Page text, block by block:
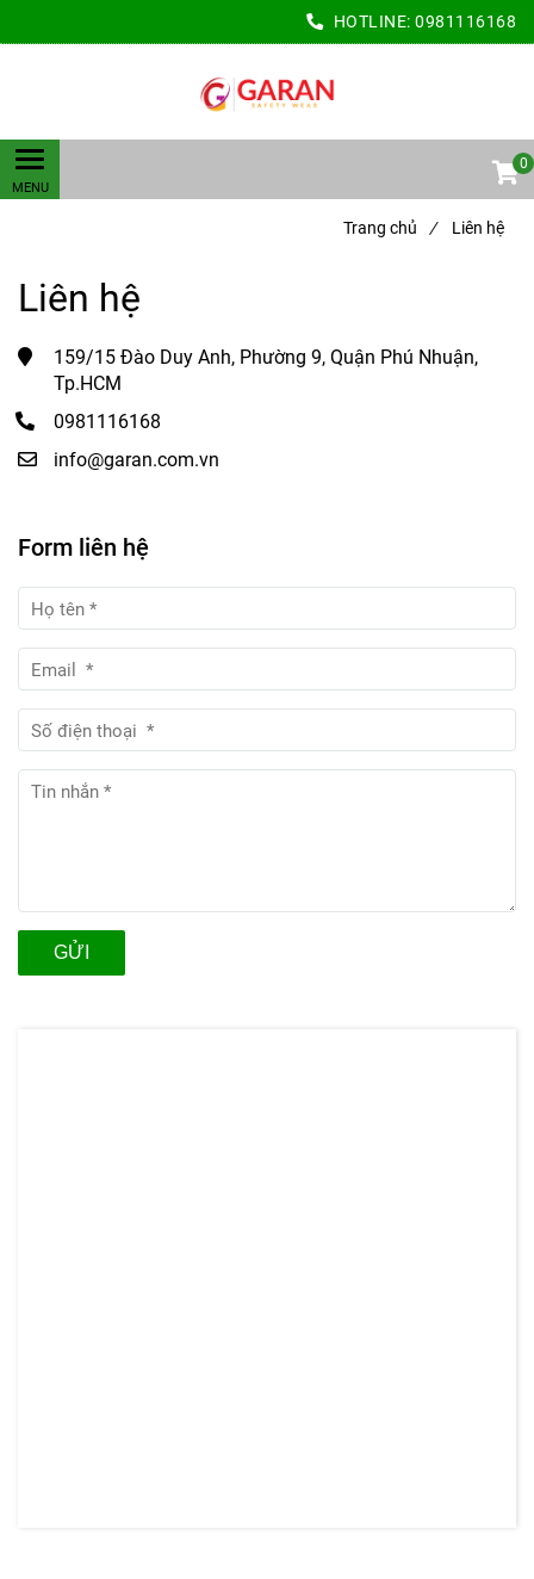
HOTLINE: 0981116168
0
Trang chủ / Liên hệ
Liên hệ
159/15 Đào Duy Anh, Phường 9, Quận Phú Nhuận,
Tp.HCM
0981116168
info@garan.com.vn
Form liên hệ
GỬI